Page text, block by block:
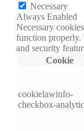
Necessary
Always Enabled
Necessary
function properly.
and security
Cookie
cookielawinfo-
checkbox-